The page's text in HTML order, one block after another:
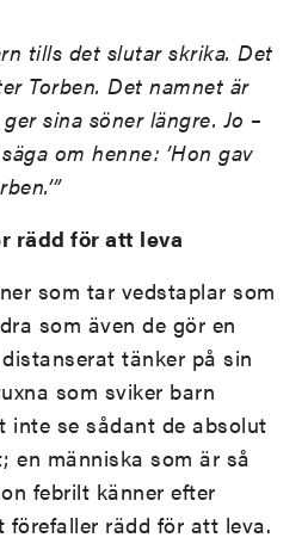
tills det slutar skrika. Det
Torben. Det namnet är
sina söner längre. Jo –
om henne: ’Hon gav
rädd för att leva
som tar vedstaplar som
som även de gör en
tänker på sin
som sviker barn
inte se sådant de absolut
en människa som är så
febrilt känner efter
förefaller rädd för att leva.